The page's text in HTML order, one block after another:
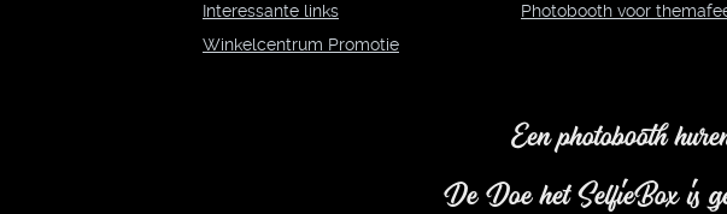
Interessante links
Winkelcentrum Promotie
Photobooth voor
Een photobooth
De Doe het SelfieBox is